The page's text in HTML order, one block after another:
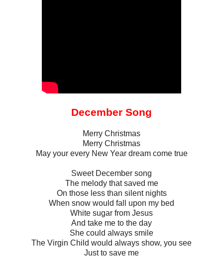
December Song
Merry Christmas
Merry Christmas
May your every New Year dream come true
Sweet December song
The melody that saved me
On those less than silent nights
When snow would fall upon my bed
White sugar from Jesus
And take me to the day
She could always smile
The Virgin Child would always show, you see
Just to save me